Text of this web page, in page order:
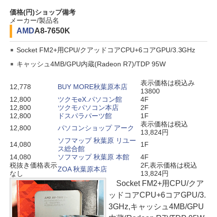
価格(円)ショップ備考
メーカー/製品名
AMDA8-7650K
Socket FM2+用CPU/クアッドコアCPU+6コアGPU/3.3GHz
キャッシュ4MB/GPU内蔵(Radeon R7)/TDP 95W
12,778 BUY MORE秋葉原本店
表示価格は税込み
13800
12,800
ツクモeX.パソコン館
4F
12,800
ツクモパソコン本店
2F
12,800
ドスパラパーツ館
1F
12,800
パソコンショップ アーク
表示価格は税込
13,824円
14,080
ソフマップ 秋葉原 リユー
ス総合館
1F
14,080
ソフマップ 秋葉原 本館
4F
税抜き価格表示
なし
ZOA 秋葉原本店
2F,表示価格は税込
13,824円
Socket FM2+用CPU/クア
ッドコアCPU+6コアGPU/3.
3GHz,キャッシュ4MB/GPU